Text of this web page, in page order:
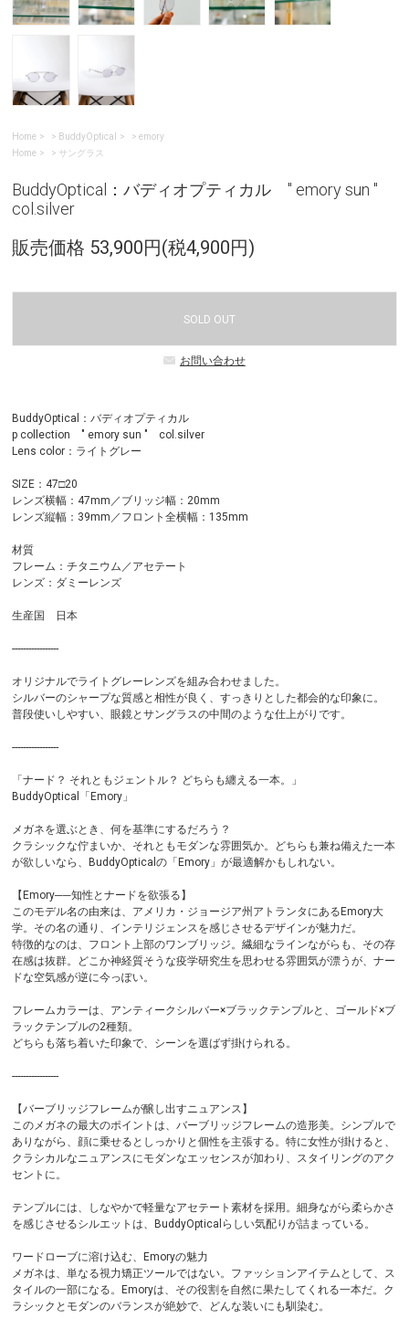
Home > BuddyOptical >emory
Home
> サングラス
BuddyOptical：バディオプティカル " emory sun "
col.silver
販売価格 53,900円(税4,900円)
SOLD OUT
お問い合わせ
BuddyOptical：バディオプティカル
p collection " emory sun " col.silver
Lens color：ライトグレー
SIZE：47□20
レンズ横幅：47mm／ブリッジ幅：20mm
レンズ縦幅：39mm／フロント全横幅：135mm
材質
フレーム：チタニウム／アセテート
レンズ：ダミーレンズ
生産国 日本
-----------------
オリジナルでライトグレーレンズを組み合わせました。
シルバーのシャープな質感と相性が良く、すっきりとした都会的な印象に。
普段使いしやすい、眼鏡とサングラスの中間のような仕上がりです。
-----------------
「ナード？ それともジェントル？ どちらも纏える一本。」
BuddyOptical「Emory」
メガネを選ぶとき、何を基準にするだろう？
クラシックな佇まいか、それともモダンな雰囲気か。どちらも兼ね備えた一本
が欲しいなら、BuddyOpticalの「Emory」が最適解かもしれない。
【Emory──知性とナードを欲張る】
このモデル名の由来は、アメリカ・ジョージア州アトランタにあるEmory大
学。その名の通り、インテリジェンスを感じさせるデザインが魅力だ。
特徴的なのは、フロント上部のワンブリッジ。繊細なラインながらも、その存
在感は抜群。どこか神経質そうな疫学研究生を思わせる雰囲気が漂うが、ナー
ドな空気感が逆に今っぽい。
フレームカラーは、アンティークシルバー×ブラックテンプルと、ゴールド×ブ
ラックテンプルの2種類。
どちらも落ち着いた印象で、シーンを選ばず掛けられる。
-----------------
【バーブリッジフレームが醸し出すニュアンス】
このメガネの最大のポイントは、バーブリッジフレームの造形美。シンプルで
ありながら、顔に乗せるとしっかりと個性を主張する。特に女性が掛けると、
クラシカルなニュアンスにモダンなエッセンスが加わり、スタイリングのアク
セントに。
テンプルには、しなやかで軽量なアセテート素材を採用。細身ながら柔らかさ
を感じさせるシルエットは、BuddyOpticalらしい気配りが詰まっている。
ワードローブに溶け込む、Emoryの魅力
メガネは、単なる視力矯正ツールではない。ファッションアイテムとして、ス
タイルの一部になる。Emoryは、その役割を自然に果たしてくれる一本だ。ク
ラシックとモダンのバランスが絶妙で、どんな装いにも馴染む。